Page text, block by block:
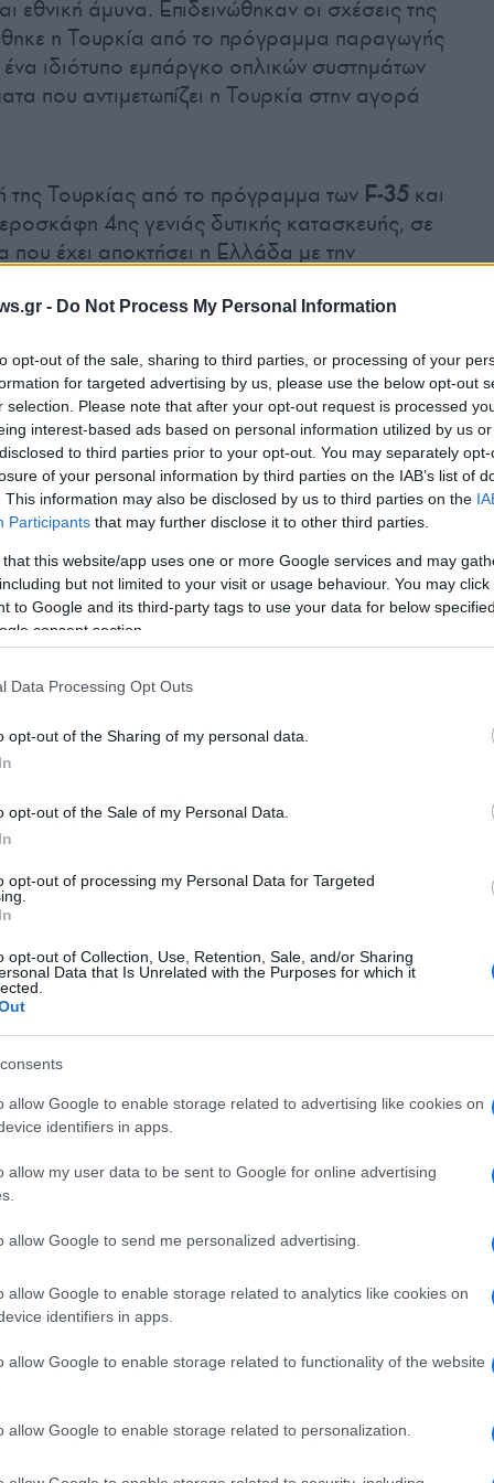
- Do Not Process My Personal Information
opt-out of the sale, sharing to third parties, or processing of your
for targeted advertising by us, please use the below opt-out
selection. Please note that after your opt-out request is processed
interest-based ads based on personal information utilized by us
to third parties prior to your opt-out. You may separately
of your personal information by third parties on the IAB’s list of
This information may also be disclosed by us to third parties on the
Participants that may further disclose it to other third parties.
that this website/app uses one or more Google services and may
but not limited to your visit or usage behaviour. You may
to Google and its third-party tags to use your data for below
consent section.
Data Processing Opt Outs
opt-out of the Sharing of my personal data.
opt-out of the Sale of my Personal Data.
opt-out of processing my Personal Data for Targeted
opt-out of Collection, Use, Retention, Sale, and/or Sharing
Data that Is Unrelated with the Purposes for which it
allow Google to enable storage related to advertising like cookies on
identifiers in apps.
allow my user data to be sent to Google for online advertising
allow Google to send me personalized advertising.
allow Google to enable storage related to analytics like cookies on
identifiers in apps.
allow Google to enable storage related to functionality of the website
allow Google to enable storage related to personalization.
εθνική άμυνα. Επιδεινώθηκαν οι σχέσεις της
η Τουρκία από το πρόγραμμα παραγωγής
ιδιότυπο εμπάργκο οπλικών συστημάτων
που αντιμετωπίζει η Τουρκία στην αγορά
Τουρκίας από το πρόγραμμα των F-35 και
4ης γενιάς δυτικής κατασκευής, σε
έχει αποκτήσει η Ελλάδα με την
, έχουν δώσει ένα αδιαπραγμάτευτο
αφορά τον έλεγχο του εναέριου και
και στην ανατολική Μεσόγειο.
αποφάσισε να αλλάξει τακτική
της Ελλάδας, για δύο λόγους.
Οι παραβιάσεις και οι διεκδικήσεις της
στην υπεροχή που θεωρούσε ο Ερντογάν
έναντι των αντίστοιχων ελληνικών. Όταν
παράγοντες ότι αυτό το «πλεονέκτημα»
να αλλάξει τακτική και να επιδιώξει για
διαλόγου και προσέγγισης με την
Ερντογάν αντιλήφθηκε ότι η πολιτική της
και συμμαχίες με μια σειρά από χώρες, σε
κυβέρνησης να διεθνοποιήσει την
μετά το επιχειρησιακό πλεονέκτημα,
στην Ελλάδα σε διεθνές επίπεδο. Το
το γεγονός ότι η θέση της Τουρκίας
ΕΕ, αποδυναμώθηκε από την επιλογή των
τη Ρωσία και τονΠούτιναλλά και από τη
Ουκρανίας, οδήγησαν τον Ερντογάν στην
τακτικής και όχι στρατηγικής, να δείξει
το διάλογο και την προσέγγιση με την
η προσέγγιση και η διακοπή των
σε ένα βαθμό, όμως πρέπει εάν γνωρίζουμε
ούτε θα κάνει πίσω επί της ουσίας σε καμία
χρησιμοποιεί την Ελλάδα, για τους λόγους
η τουρκική εξωτερική
δημοσιογράφοςMurat Yetkinγια το
Ο Φιντάν υποσχέθηκε ένταξη στη